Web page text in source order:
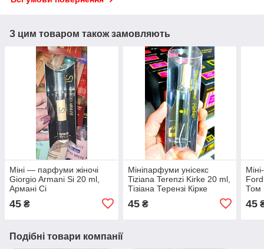
З цим товаром також замовляють
Міні — парфуми жіночі
Giorgio Armani Si 20 ml,
Армані Сі
45 ₴
Мініпарфуми унісекс
Tiziana Terenzi Kirke 20 ml,
Тізіана Терензі Кірке
45₴
Том
45
Подібні товари компанії